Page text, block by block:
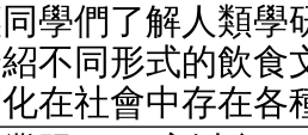
學們了解人類學
不同形式的飲食
在社會中存在